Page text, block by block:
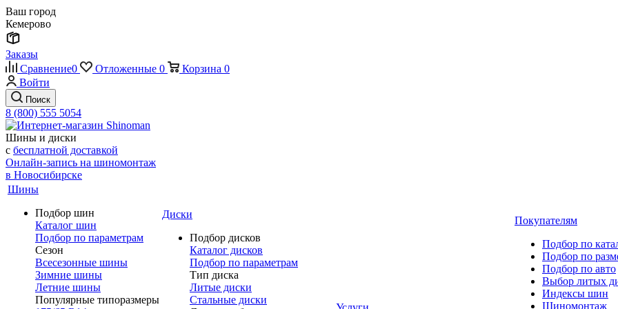
Ваш город
Кемерово
Заказы
Сравнение0 Отложенные 0 Корзина 0
Войти
Поиск
8 (800) 555 5054
Шины и диски
с бесплатной доставкой
Онлайн-запись на шиномонтаж
в Новосибирске
Шины
Подбор шин
Каталог шин
Подбор по параметрам
Сезон
Всесезонные шины
Зимние шины
Летние шины
Популярные типоразмеры
Диски
Подбор дисков
Каталог дисков
Подбор по параметрам
Тип диска
Литые диски
Стальные диски
Покупателям
Подбор по
Подбор по
Подбор по авто
Выбор литых
Индексы шин
Шиномонтаж